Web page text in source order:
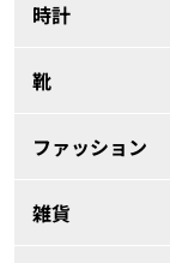
時計
靴
ファッション
雑貨